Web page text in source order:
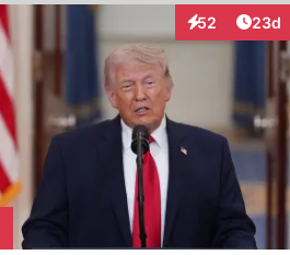
52
Interaktionen
23d